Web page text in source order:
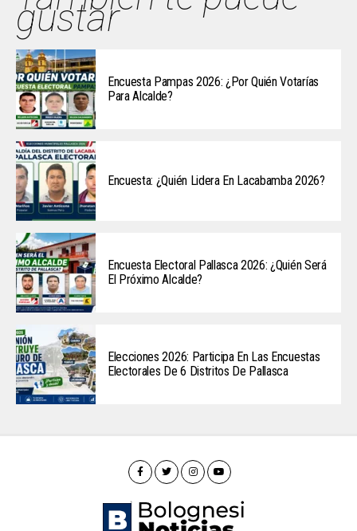
gustar
Encuesta Pampas 2026: ¿Por Quién Votarías
Para Alcalde?
Encuesta: ¿Quién Lidera En Lacabamba 2026?
Encuesta Electoral Pallasca 2026: ¿Quién Será
El Próximo Alcalde?
Elecciones 2026: Participa En Las Encuestas
Electorales De 6 Distritos De Pallasca